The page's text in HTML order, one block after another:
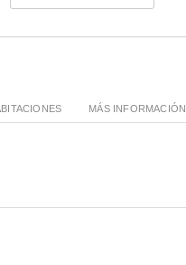
MÁS INFORMACIÓN